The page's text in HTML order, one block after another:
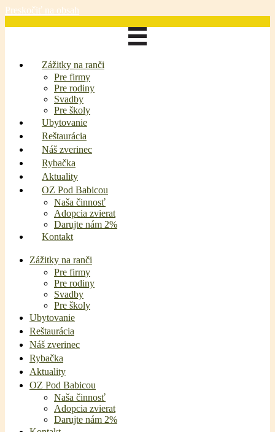
Preskočiť na obsah
Zážitky na ranči
Pre firmy
Pre rodiny
Svadby
Pre školy
Ubytovanie
Reštaurácia
Náš zverinec
Rybačka
Aktuality
OZ Pod Babicou
Naša činnosť
Adopcia zvierat
Darujte nám 2%
Kontakt
Zážitky na ranči
Pre firmy
Pre rodiny
Svadby
Pre školy
Ubytovanie
Reštaurácia
Náš zverinec
Rybačka
Aktuality
OZ Pod Babicou
Naša činnosť
Adopcia zvierat
Darujte nám 2%